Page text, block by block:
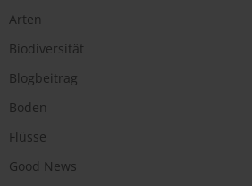
Arten
Biodiversität
Blogbeitrag
Boden
Flüsse
Good News